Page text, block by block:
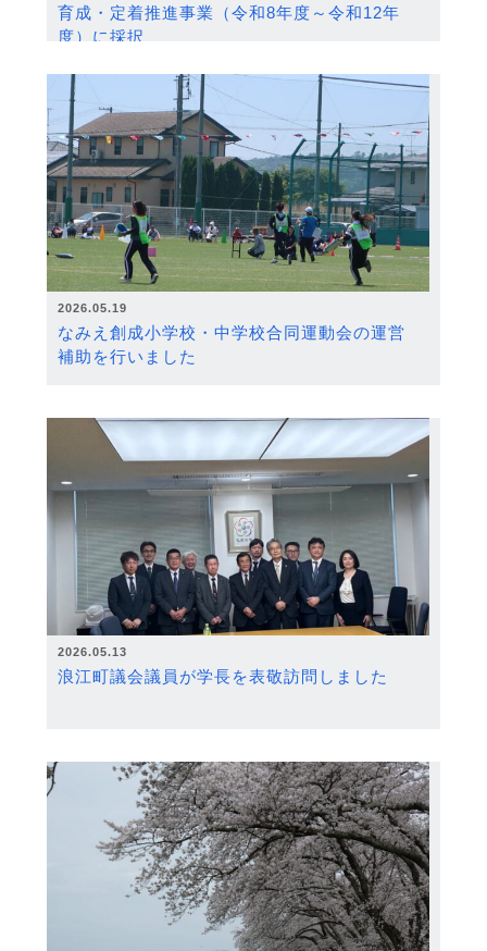
育成・定着推進事業（令和8年度～令和12年
度）に採択
2026.05.19
なみえ創成小学校・中学校合同運動会の運営
補助を行いました
2026.05.13
浪江町議会議員が学長を表敬訪問しました